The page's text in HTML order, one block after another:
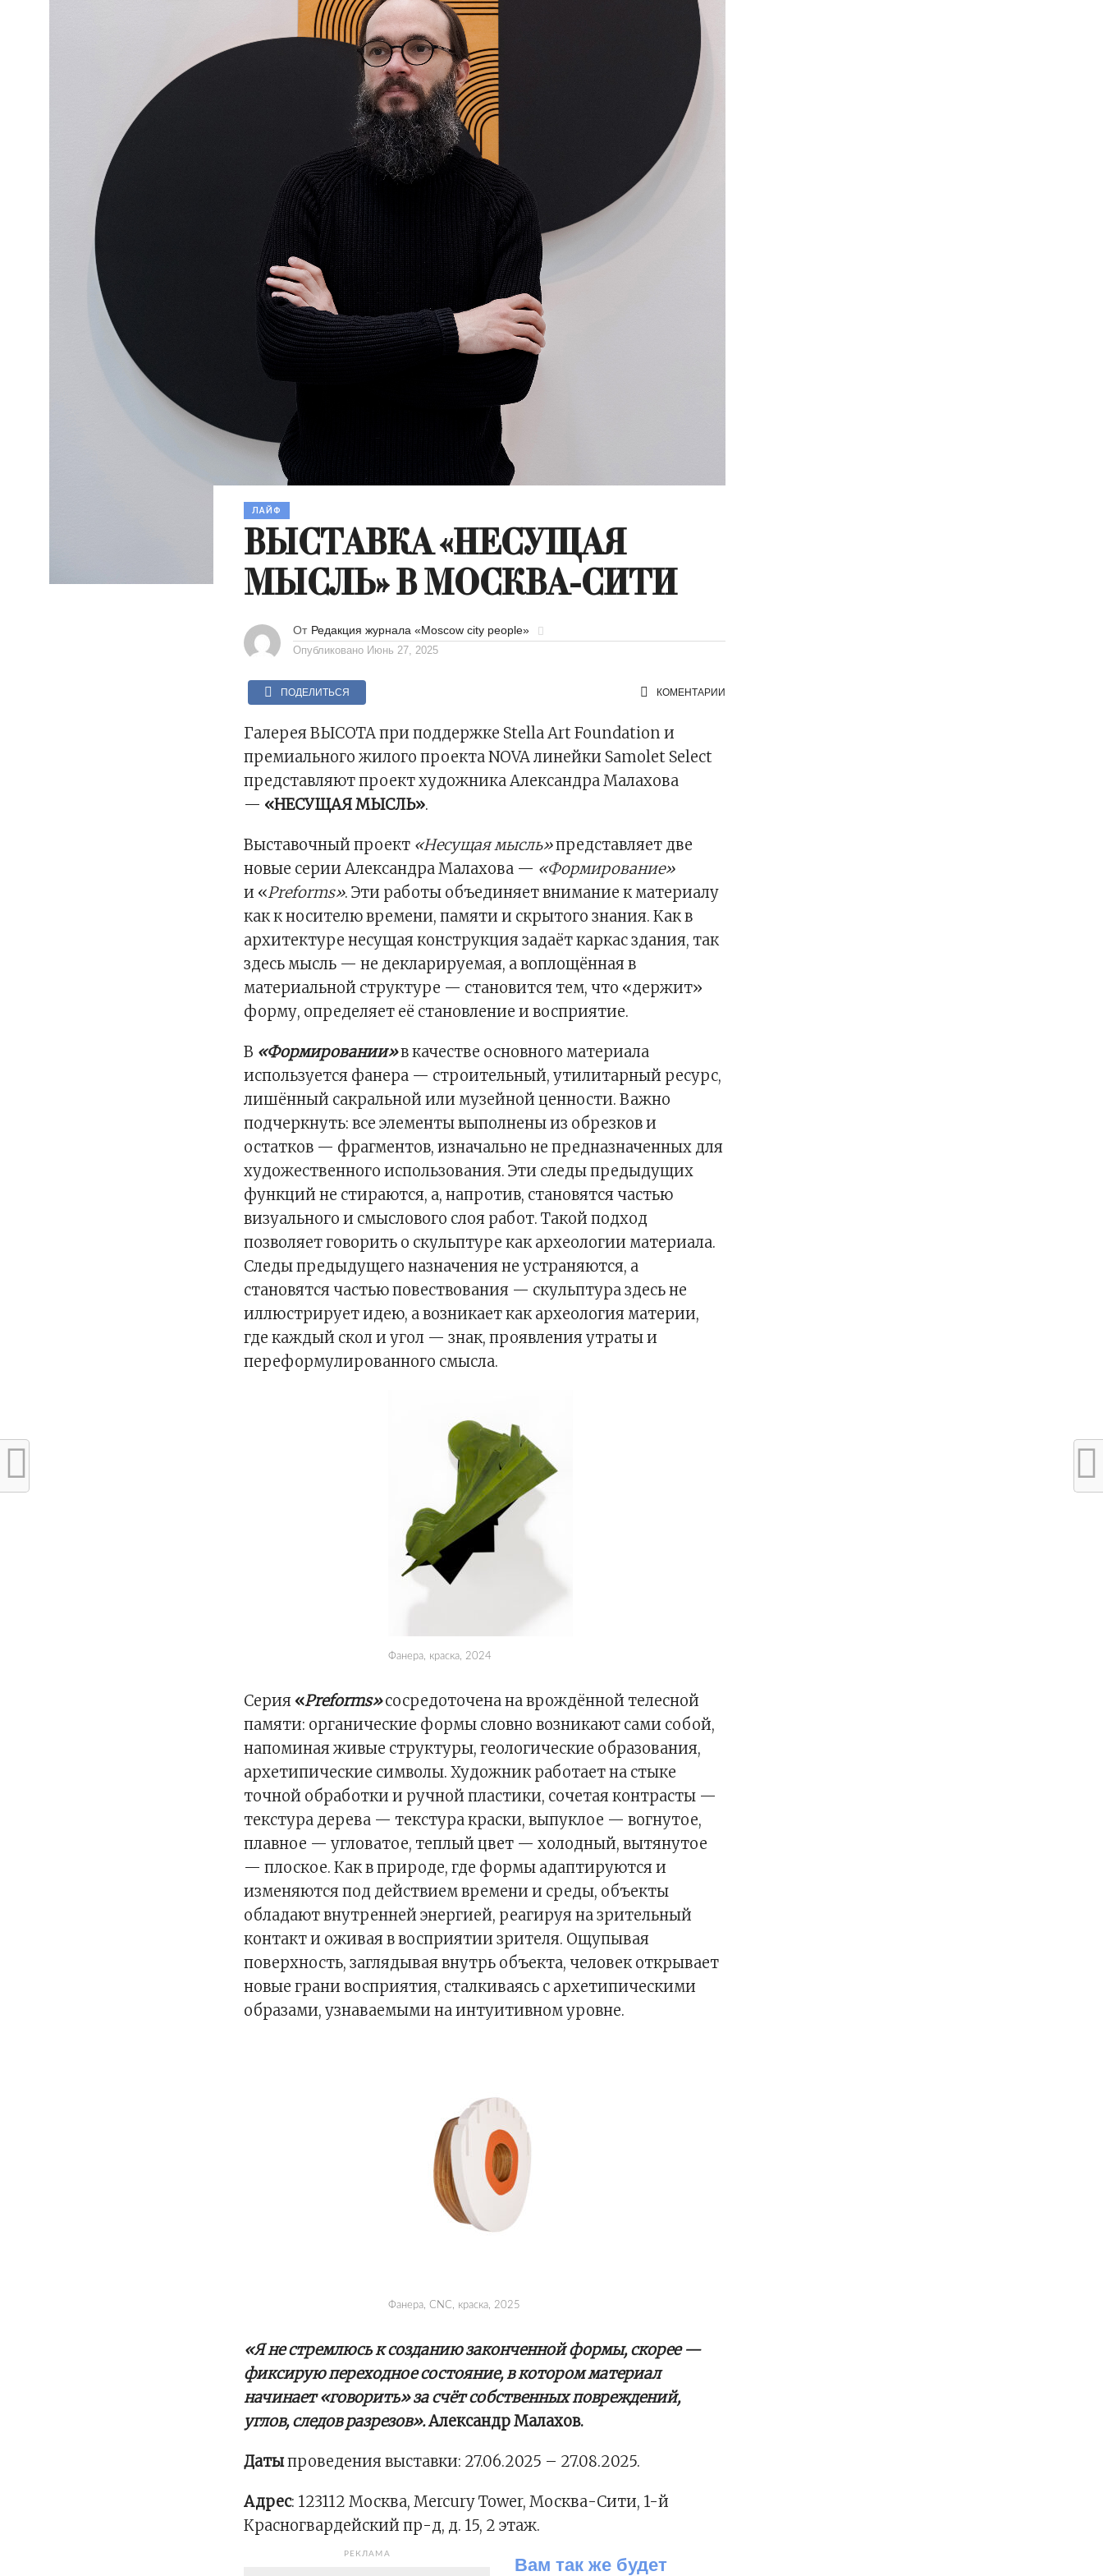
ЛАЙФ
ВЫСТАВКА «НЕСУЩАЯ
МЫСЛЬ» В МОСКВА-СИТИ
От Редакция журнала «Moscow city people»
Опубликовано Июнь 27, 2025
КОМЕНТАРИИ
ПОДЕЛИТЬСЯ
Галерея ВЫСОТА при поддержке Stella Art Foundation и
премиального жилого проектаNOVA линейки Samolet Select
представляют проект художника Александра Малахова
— «НЕСУЩАЯ МЫСЛЬ».
Выставочный проект «Несущая мысль»представляет две
новые серии Александра Малахова — «Формирование»
и «Preforms». Эти работы объединяет внимание к материалу
как к носителю времени, памяти и скрытого знания. Как в
архитектуре несущая конструкция задаёт каркас здания, так
здесь мысль — не декларируемая, а воплощённая в
материальной структуре — становится тем, что «держит»
форму, определяет её становление и восприятие.
В «Формировании»в качестве основного материала
используется фанера — строительный, утилитарный ресурс,
лишённый сакральной или музейной ценности. Важно
подчеркнуть: все элементы выполнены из обрезков и
остатков — фрагментов, изначально не предназначенных для
художественного использования. Эти следы предыдущих
функций не стираются, а, напротив, становятся частью
визуального и смыслового слоя работ. Такой подход
позволяет говорить о скульптуре как археологии материала.
Следы предыдущего назначения не устраняются, а
становятся частью повествования — скульптура здесь не
иллюстрирует идею, а возникает как археология материи,
где каждый скол и угол — знак, проявления утраты и
переформулированного смысла.
Фанера, краска, 2024
Серия «Preforms»сосредоточена на врождённой телесной
памяти: органические формы словно возникают сами собой,
напоминая живые структуры, геологические образования,
архетипические символы. Художник работает на стыке
точной обработки и ручной пластики, сочетая контрасты —
текстура дерева — текстура краски, выпуклое — вогнутое,
плавное — угловатое, теплый цвет — холодный, вытянутое
— плоское. Как в природе, где формы адаптируются и
изменяются под действием времени и среды, объекты
обладают внутренней энергией, реагируя на зрительный
контакт и оживая в восприятии зрителя. Ощупывая
поверхность, заглядывая внутрь объекта, человек открывает
новые грани восприятия, сталкиваясь с архетипическими
образами, узнаваемыми на интуитивном уровне.
Фанера, CNC, краска, 2025
«Я не стремлюсь к созданию законченной формы, скорее —
фиксирую переходное состояние, в котором материал
начинает «говорить» за счёт собственных повреждений,
углов, следов разрезов».Александр Малахов.
Датыпроведения выставки: 27.06.2025 – 27.08.2025.
Адрес: 123112 Москва, Mercury Tower, Москва-Сити, 1-й
Красногвардейский пр-д, д. 15, 2 этаж.
РЕКЛАМА
Вам так же будет